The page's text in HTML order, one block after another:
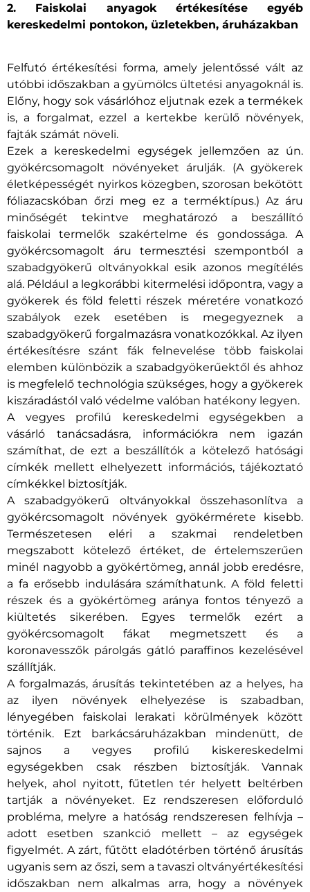
2. Faiskolai anyagok értékesítése egyéb
kereskedelmi pontokon, üzletekben, áruházakban
Felfutó értékesítési forma, amely jelentőssé vált az
utóbbi időszakban a gyümölcs ültetési anyagoknál is.
Előny, hogy sok vásárlóhoz eljutnak ezek a termékek
is, a forgalmat, ezzel a kertekbe kerülő növények,
fajták számát növeli.
Ezek a kereskedelmi egységek jellemzően az ún.
gyökércsomagolt növényeket árulják. (A gyökerek
életképességét nyirkos közegben, szorosan bekötött
fóliazacskóban őrzi meg ez a terméktípus.) Az áru
minőségét tekintve meghatározó a beszállító
faiskolai termelők szakértelme és gondossága. A
gyökércsomagolt áru termesztési szempontból a
szabadgyökerű oltványokkal esik azonos megítélés
alá. Például a legkorábbi kitermelési időpontra, vagy a
gyökerek és föld feletti részek méretére vonatkozó
szabályok ezek esetében is megegyeznek a
szabadgyökerű forgalmazásra vonatkozókkal. Az ilyen
értékesítésre szánt fák felnevelése több faiskolai
elemben különbözik a szabadgyökerűektől és ahhoz
is megfelelő technológia szükséges, hogy a gyökerek
kiszáradástól való védelme valóban hatékony legyen.
A vegyes profilú kereskedelmi egységekben a
vásárló tanácsadásra, információkra nem igazán
számíthat, de ezt a beszállítók a kötelező hatósági
címkék mellett elhelyezett információs, tájékoztató
címkékkel biztosítják.
A szabadgyökerű oltványokkal összehasonlítva a
gyökércsomagolt növények gyökérmérete kisebb.
Természetesen eléri a szakmai rendeletben
megszabott kötelező értéket, de értelemszerűen
minél nagyobb a gyökértömeg, annál jobb eredésre,
a fa erősebb indulására számíthatunk. A föld feletti
részek és a gyökértömeg aránya fontos tényező a
kiültetés sikerében. Egyes termelők ezért a
gyökércsomagolt fákat megmetszett és a
koronavesszők párolgás gátló paraffinos kezelésével
szállítják.
A forgalmazás, árusítás tekintetében az a helyes, ha
az ilyen növények elhelyezése is szabadban,
lényegében faiskolai lerakati körülmények között
történik. Ezt barkácsáruházakban mindenütt, de
sajnos a vegyes profilú kiskereskedelmi
egységekben csak részben biztosítják. Vannak
helyek, ahol nyitott, fűtetlen tér helyett beltérben
tartják a növényeket. Ez rendszeresen előforduló
probléma, melyre a hatóság rendszeresen felhívja –
adott esetben szankció mellett – az egységek
figyelmét. A zárt, fűtött eladótérben történő árusítás
ugyanis sem az őszi, sem a tavaszi oltványértékesítési
időszakban nem alkalmas arra, hogy a növények